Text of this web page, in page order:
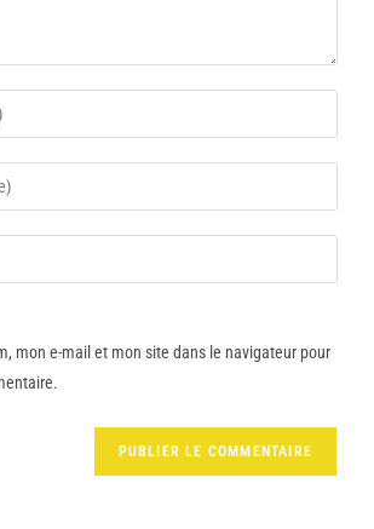
mon e-mail et mon site dans le navigateur pour